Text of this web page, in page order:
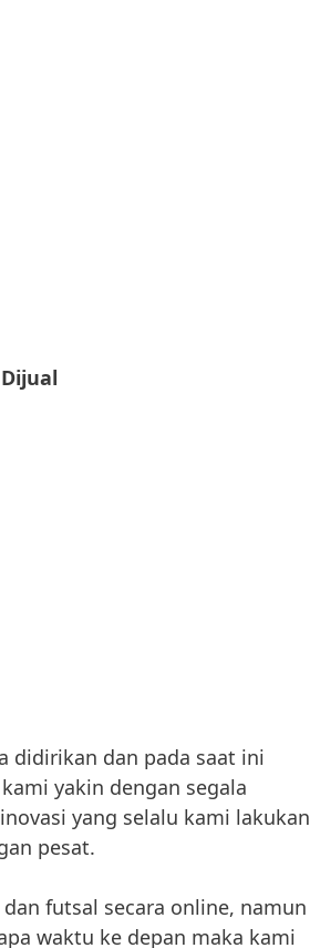
didirikan dan pada saat ini
yakin dengan segala
yang selalu kami lakukan
pesat.
futsal secara online, namun
waktu ke depan maka kami